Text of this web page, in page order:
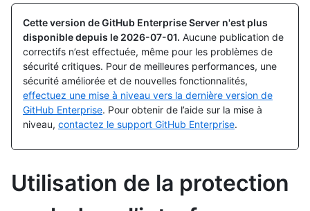
Cette version de GitHub Enterprise Server n'est plus
disponible depuis le 2026-07-01. Aucune publication de
correctifs n’est effectuée, même pour les problèmes de
sécurité critiques. Pour de meilleures performances, une
sécurité améliorée et de nouvelles fonctionnalités,
effectuez une mise à niveau vers la dernière version de
GitHub Enterprise. Pour obtenir de l’aide sur la mise à
niveau, contactez le support GitHub Enterprise.
Utilisation de la protection